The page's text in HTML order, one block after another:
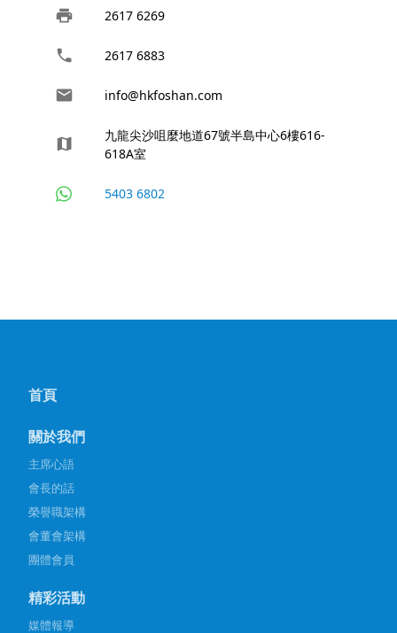
2617 6269
2617 6883
info@hkfoshan.com
九龍尖沙咀麼地道67號半島中心6樓616-
618A室
5403 6802
首頁
關於我們
主席心語
會長的話
榮譽職架構
會董會架構
團體會員
精彩活動
媒體報導